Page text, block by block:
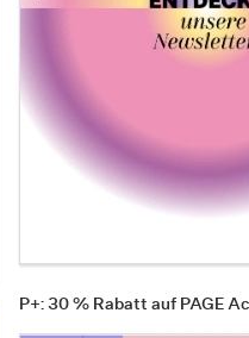
P+: 30 % Rabatt auf PAGE